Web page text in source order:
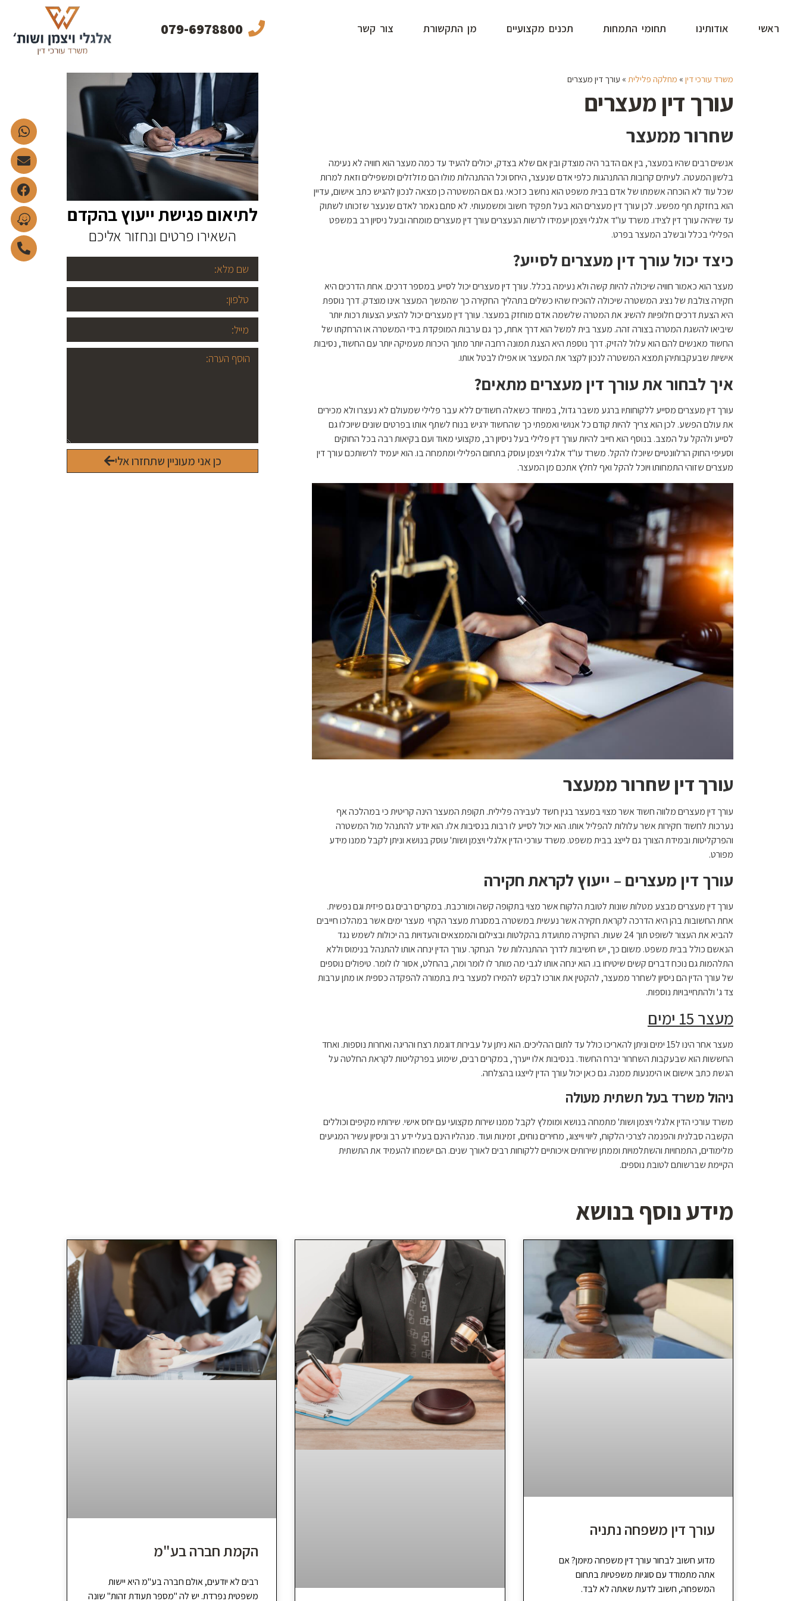
ראשי אודותינו תחומי התמחות תכנים מקצועיים מן התקשורת צור קשר 079-6978800
משרד עורכי דין » מחלקה פלילית » עורך דין מעצרים
עורך דין מעצרים
שחרור ממעצר
אנשים רבים שהיו במעצר, בין אם הדבר היה מוצדק ובין אם שלא בצדק, יכולים להעיד עד כמה מעצר הוא חוויה לא נעימה
בלשון המעטה. לעיתים קרובות ההתנהגות כלפי אדם שנעצר, היחס וכל ההתנהלות מולו הם מזלזלים ומשפילים וזאת למרות
שכל עוד לא הוכחה אשמתו של אדם בבית משפט הוא נחשב כזכאי. גם אם המשטרה כן מצאה לנכון להגיש כתב אישום, עדיין
הוא בחזקת חף מפשע. לכן עורך דין מעצרים הוא בעל תפקיד חשוב ומשמעותי. לא סתם נאמר לאדם שנעצר שזכותו לשתוק
עד שיהיה עורך דין לצידו. משרד עו"ד אלגלי ויצמן יעמידו לרשות הנעצרים עורך דין מעצרים מומחה ובעל ניסיון רב במשפט
הפלילי בכלל ובשלב המעצר בפרט.
כיצד יכול עורך דין מעצרים לסייע?
מעצר הוא כאמור חוויה שיכולה להיות קשה ולא נעימה בכלל. עורך דין מעצרים יכול לסייע במספר דרכים. אחת הדרכים היא
חקירה צולבת של נציג המשטרה שיכולה להוכיח שהיו כשלים בתהליך החקירה כך שהמשך המעצר אינו מוצדק. דרך נוספת
היא הצעת דרכים חלופיות להשיג את המטרה שלשמה אדם מוחזק במעצר. עורך דין מעצרים יכול להציע הצעות רכות יותר
שיביאו להשגת המטרה בצורה זהה. מעצר בית למשל הוא דרך אחת, כך גם ערבות המופקדת בידי המשטרה או הרחקתו של
החשוד מאנשים להם הוא עלול להזיק. דרך נוספת היא הצגת תמונה רחבה יותר מתוך היכרות מעמיקה יותר עם החשוד, נסיבות
אישיות שבעקבותיהן תמצא המשטרה לנכון לקצר את המעצר או אפילו לבטל אותו.
איך לבחור את עורך דין מעצרים מתאים?
עורך דין מעצרים מסייע ללקוחותיו ברגע משבר גדול, במיוחד כשאלה חשודים ללא עבר פלילי שמעולם לא נעצרו ולא מכירים
את עולם הפשע. לכן הוא צריך להיות קודם כל אנושי ואמפתי כך שהחשוד ירגיש בנוח לשתף אותו בפרטים שונים שיוכלו גם
לסייע ולהקל על המצב. בנוסף הוא חייב להיות עורך דין פלילי בעל ניסיון רב, מקצועי מאוד ועם בקיאות רבה בכל החוקים
וסעיפי החוק הרלוונטיים שיוכלו להקל. משרד עו"ד אלגלי ויצמן עוסק בתחום הפלילי ומתמחה בו. הוא יעמיד לרשותכם עורך דין
מעצרים שזוהי התמחותו ויוכל להקל ואף לחלץ אתכם מן המעצר.
עורך דין שחרור ממעצר
עורך דין מעצרים מלווה חשוד אשר מצוי במעצר בגין חשד לעבירה פלילית. תקופת המעצר הינה קריטית כי במהלכה אף
נערכות לחשוד חקירות אשר עלולות להפליל אותו. הוא יכול לסייע לו רבות בנסיבות אלו. הוא יודע להתנהל מול המשטרה
והפרקליטות ובמידת הצורך גם לייצג בבית משפט. משרד עורכי הדין אלגלי ויצמן ושות' עוסק בנושא וניתן לקבל ממנו מידע
מפורט.
עורך דין מעצרים – ייעוץ לקראת חקירה
עורך דין מעצרים מבצע מטלות שונות לטובת הלקוח אשר מצוי בתקופה קשה ומורכבת. במקרים רבים גם פיזית וגם נפשית.
אחת החשובות בהן היא הדרכה לקראת חקירה אשר נעשית במשטרה במסגרת מעצר הקרוי מעצר ימים אשר במהלכו חייבים
להביא את העצור לשופט תוך 24 שעות. החקירה מתועדת בהקלטות ובצילום והממצאים והעדויות בה יכולות לשמש נגד
הנאשם כולל בבית משפט. משום כך, יש חשיבות לדרך ההתנהלות של הנחקר. עורך הדין ינחה אותו להתנהל בנימוס וללא
התלהמות גם נוכח דברים קשים שיטיחו בו. הוא ינחה אותו לגבי מה מותר לו לומר ומה, בהחלט, אסור לו לומר. טיפולים נוספים
של עורך הדין הם ניסיון לשחרר ממעצר, להקטין את אורכו לבקש להמירו למעצר בית בתמורה להפקדה כספית או מתן ערבות
צד ג' ולהתחייבויות נוספות.
מעצר 15 ימים
מעצר אחר הינו ל15 ימים וניתן להאריכו כולל עד לתום ההליכים. הוא ניתן על עבירות דוגמת רצח והריגה ואחרות נוספות. ואחד
החששות הוא שבעקבות השחרור יברח החשוד. בנסיבות אלו ייערך, במקרים רבים, שימוע בפרקליטות לקראת החלטה על
הגשת כתב אישום או הימנעות ממנה. גם כאן יכול עורך הדין לייצגו בהצלחה.
ניהול משרד בעל תשתית מעולה
משרד עורכי הדין אלגלי ויצמן ושות' מתמחה בנושא ומומלץ לקבל ממנו שירות מקצועי עם יחס אישי. שירותיו מקיפים וכוללים
הקשבה סבלנית והפנמה לצרכי הלקוח, ליווי וייצוג, מחירים נוחים, זמינות ועוד. מנהליו הינם בעלי ידע רב וניסיון עשיר המגיעים
מלימודים, התמחויות והשתלמויות וממתן שירותים איכותיים ללקוחות רבים לאורך שנים. הם ישמחו להעמיד את התשתית
הקיימת שברשותם לטובת נוספים.
לתיאום פגישת ייעוץ בהקדם
השאירו פרטים ונחזור אליכם
כן אני מעוניין שתחזרו אלי
מידע נוסף בנושא
עורך דין משפחה נתניה
מדוע חשוב לבחור עורך דין משפחה מיומן? אם
אתה מתמודד עם סוגיות משפטיות בתחום
המשפחה, חשוב לדעת שאתה לא לבד.
הקמת חברה בע"מ
רבים לא יודעים, אולם חברה בע"מ היא יישות
משפטית נפרדת. יש לה "מספר תעודת זהות" שונה